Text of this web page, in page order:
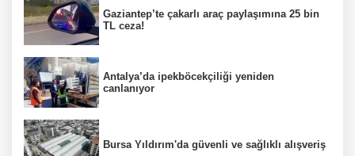
Gaziantep’te çakarlı araç paylaşımına 25 bin
TL ceza!
Antalya’da ipekböcekçiliği yeniden
canlanıyor
Bursa Yıldırım'da güvenli ve sağlıklı alışveriş